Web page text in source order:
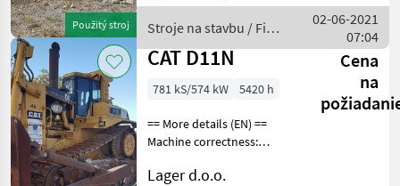
Použitý stroj
Stroje na stavbu / Fiat-
Hitachi
02-06-2021
07:04
CAT D11N
Cena
na
781 kS/574 kW 5420 h
== More details (EN) ==
Machine correctness:
25.6m3 blade width
Lager d.o.o.